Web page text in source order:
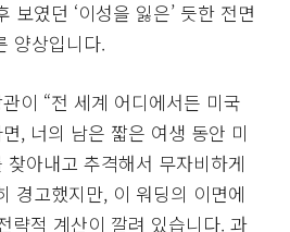
보였던 ‘이성을 잃은’ 듯한 전면
양상입니다.
이 “전 세계 어디에서든 미국
, 너의 남은 짧은 여생 동안 미
아내고 추격해서 무자비하게
경고했지만, 이 워딩의 이면에
략적 계산이 깔려 있습니다. 과